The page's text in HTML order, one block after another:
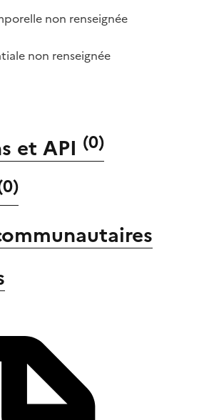
non renseignée
non renseignée
et API (0)
0)